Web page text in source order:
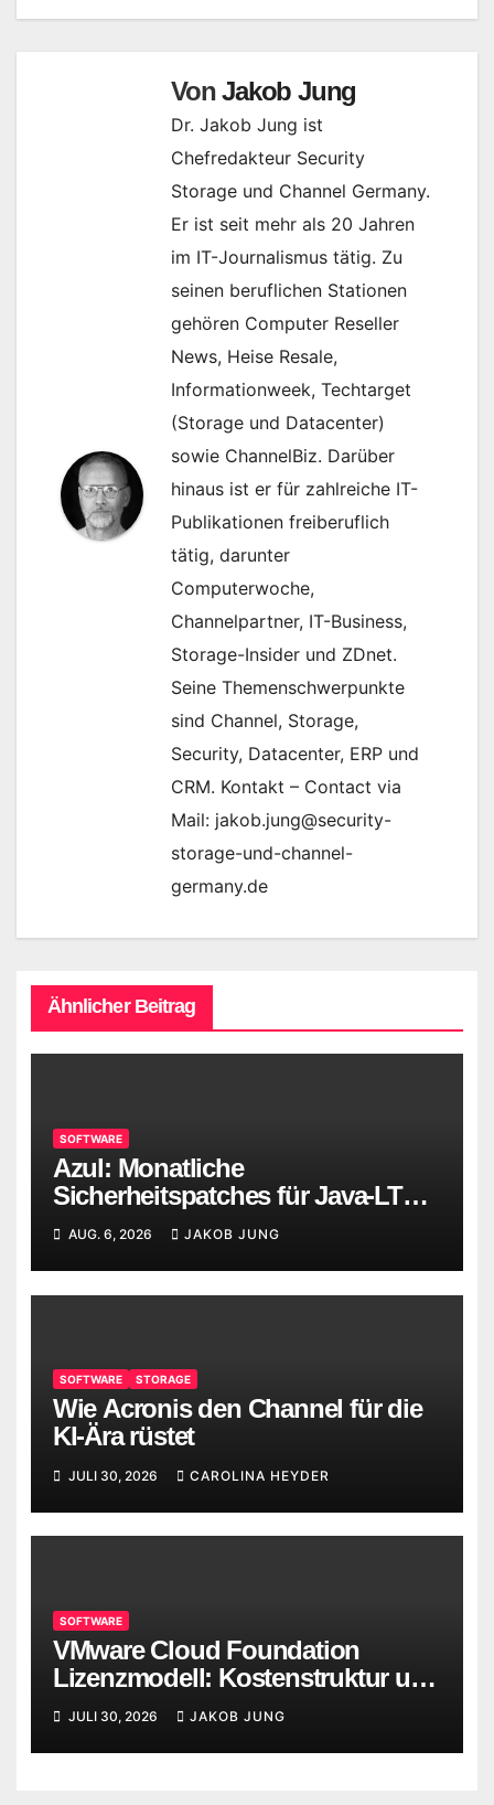
VonJakob Jung
Dr. Jakob Jung ist
Chefredakteur Security
Storage und Channel Germany.
Er ist seit mehr als 20 Jahren
im IT-Journalismus tätig. Zu
seinen beruflichen Stationen
gehören Computer Reseller
News, Heise Resale,
Informationweek, Techtarget
(Storage und Datacenter)
sowie ChannelBiz. Darüber
hinaus ist er für zahlreiche IT-
Publikationen freiberuflich
tätig, darunter
Computerwoche,
Channelpartner, IT-Business,
Storage-Insider und ZDnet.
Seine Themenschwerpunkte
sind Channel, Storage,
Security, Datacenter, ERP und
CRM. Kontakt – Contact via
Mail: jakob.jung@security-
storage-und-channel-
germany.de
Ähnlicher Beitrag
SOFTWARE
Azul: Monatliche
Sicherheitspatches für Java-LTS-
Versionen
AUG. 6, 2026 JAKOB JUNG
SOFTWARE STORAGE
Wie Acronis den Channel für die
KI-Ära rüstet
JULI 30, 2026 CAROLINA HEYDER
SOFTWARE
VMware Cloud Foundation
Lizenzmodell: Kostenstruktur und
Alternativen
JULI 30, 2026 JAKOB JUNG